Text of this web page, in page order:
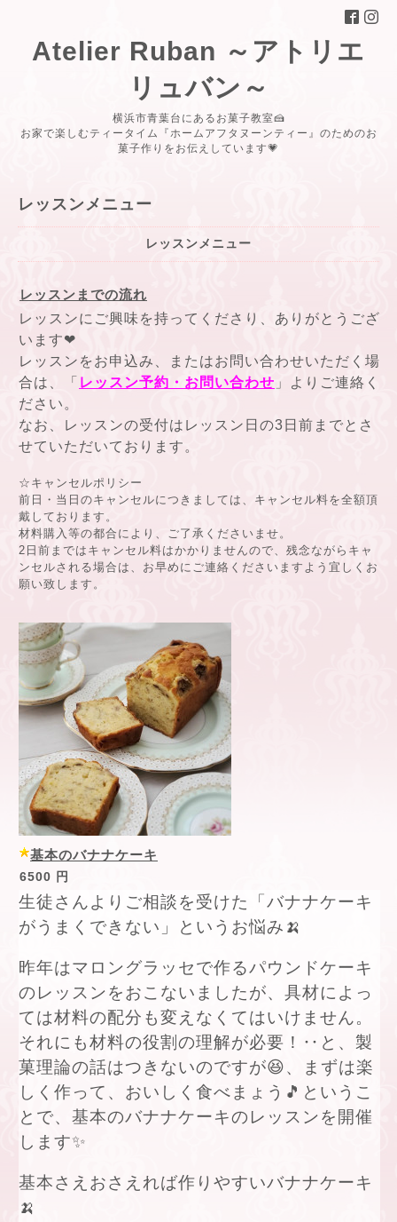
Atelier Ruban ～アトリエ
リュバン～
横浜市青葉台にあるお菓子教室🍰
お家で楽しむティータイム『ホームアフタヌーンティー』のためのお
菓子作りをお伝えしています💗
レッスンメニュー
レッスンメニュー
レッスンまでの流れ
レッスンにご興味を持ってくださり、ありがとうござ
います❤
レッスンをお申込み、またはお問い合わせいただく場
合は、
「 レッスン予約・お問い合わせ 」よりご連絡く
ださい。
なお、レッスンの受付はレッスン日の3日前までとさ
せていただいております。
☆キャンセルポリシー
前日・当日のキャンセルにつきましては、キャンセル料を全額頂
戴しております。
材料購入等の都合により、ご了承くださいませ。
2日前まではキャンセル料はかかりませんので、残念ながらキャ
ンセルされる場合は、お早めにご連絡くださいますよう宜しくお
願い致します。
基本のバナナケーキ
6500 円
生徒さんよりご相談を受けた「バナナケーキ
がうまくできない」というお悩み🍌
昨年はマロングラッセで作るパウンドケーキ
のレッスンをおこないましたが、具材によっ
ては材料の配分も変えなくてはいけません。
それにも材料の役割の理解が必要！‥と、製
菓理論の話はつきないのですが😆、まずは楽
しく作って、おいしく食べまょう🎵というこ
とで、基本のバナナケーキのレッスンを開催
します✨
基本さえおさえれば作りやすいバナナケーキ
🍌